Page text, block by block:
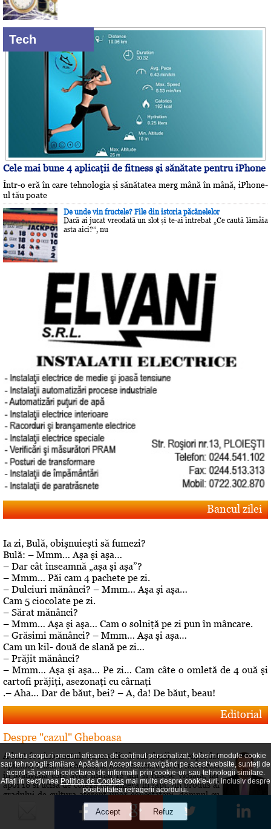
Tech
Cele mai bune 4 aplicaţii de fitness şi sănătate pentru iPhone
Într-o eră în care tehnologia și sănătatea merg mână în mână, iPhone-
ul tău poate
De unde vin fructele? File din istoria păcănelelor
Dacă ai jucat vreodată un slot și te-ai întrebat „Ce caută lămâia
asta aici?”, nu
Bancul zilei
Ia zi, Bulă, obişnuieşti să fumezi?
Bulă: – Mmm… Aşa şi aşa…
– Dar cât înseamnă „aşa şi aşa”?
– Mmm… Păi cam 4 pachete pe zi.
– Dulciuri mănânci? – Mmm… Aşa şi aşa…
Cam 5 ciocolate pe zi.
– Sărat mănânci?
– Mmm… Aşa şi aşa… Cam o solniţă pe zi pun în mâncare.
– Grăsimi mănânci? – Mmm… Aşa şi aşa…
Cam un kil- două de slană pe zi…
– Prăjit mănânci?
– Mmm… Aşa şi aşa… Pe zi… Cam câte o omletă de 4 ouă şi
cartofi prăjiţi, asezonaţi cu cârnaţi
.– Aha… Dar de băut, bei? – A, da! De băut, beau!
Editorial
Despre "cazul" Gheboasa
A luat foc internetul, au navalit deontologii, au explodat
opiniile. Cazul Gheboasa, la mare concurenta cu fata ucisa
in Mangalia care avea initial 12 ani si fusese violata, iar
apoi 18 si ucisa de colega de camera In fapt, un produs al
gradului de cultura aferent unor concetateni, domnul cu
pricina a fost lasat sa evolueze intr-o siluire a...
Pentru scopuri precum afișarea de conținut personalizat, folosim module cookie
sau tehnologii similare. Apăsând Accept sau navigând pe acest website, sunteți de
acord să permiți colectarea de informații prin cookie-uri sau tehnologii similare.
Aflați în secțiunea Politica de Cookies mai multe despre cookie-uri, inclusiv despre
posibilitatea retragerii acordului.